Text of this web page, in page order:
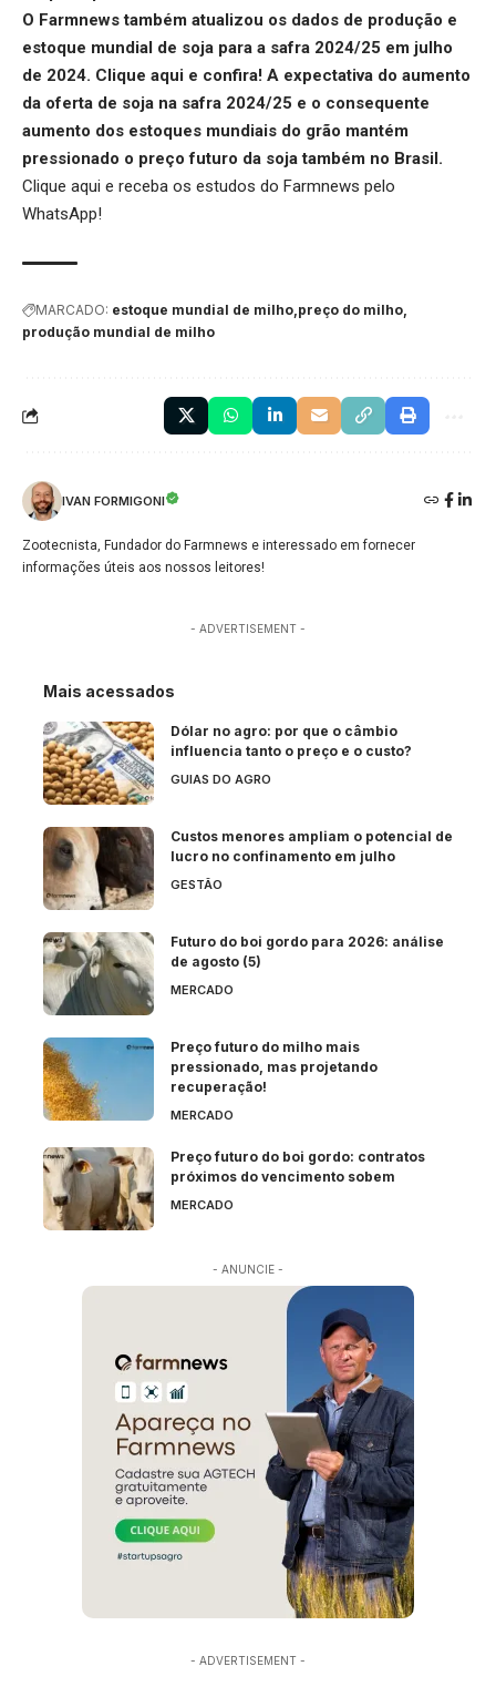
O Farmnews também atualizou os dados de produção e
estoque mundial de soja para a safra 2024/25 em julho
de 2024. Clique aqui e confira! A expectativa do aumento
da oferta de soja na safra 2024/25 e o consequente
aumento dos estoques mundiais do grão mantém
pressionado o preço futuro da sojatambém no Brasil.
Clique aqui e receba os estudos do Farmnews pelo
WhatsApp!
MARCADO: estoque mundial de milho preço do milho
produção mundial de milho
IVAN FORMIGONI
Zootecnista, Fundador do Farmnews e interessado em fornecer
informações úteis aos nossos leitores!
- ADVERTISEMENT -
Mais acessados
Dólar no agro: por que o câmbio
influencia tanto o preço e o custo?
GUIAS DO AGRO
Custos menores ampliam o potencial de
lucro no confinamento em julho
GESTÃO
Futuro do boi gordo para 2026: análise
de agosto (5)
MERCADO
Preço futuro do milho mais
pressionado, mas projetando
recuperação!
MERCADO
Preço futuro do boi gordo: contratos
próximos do vencimento sobem
MERCADO
- ANUNCIE -
- ADVERTISEMENT -